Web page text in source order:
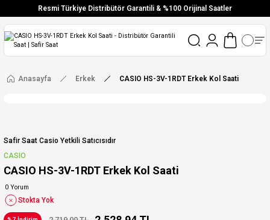
Resmi Türkiye Distribütör Garantili & %100 Orijinal Saatler
Vade Farksız 6 Taksit
Ücretsiz Kargo
Anasayfa Erkek CASIO HS-3V-1RDT Erkek Kol Saati
Safir Saat Casio Yetkili Satıcısıdır
CASIO
CASIO HS-3V-1RDT Erkek Kol Saati
0 Yorum
Stokta Yok